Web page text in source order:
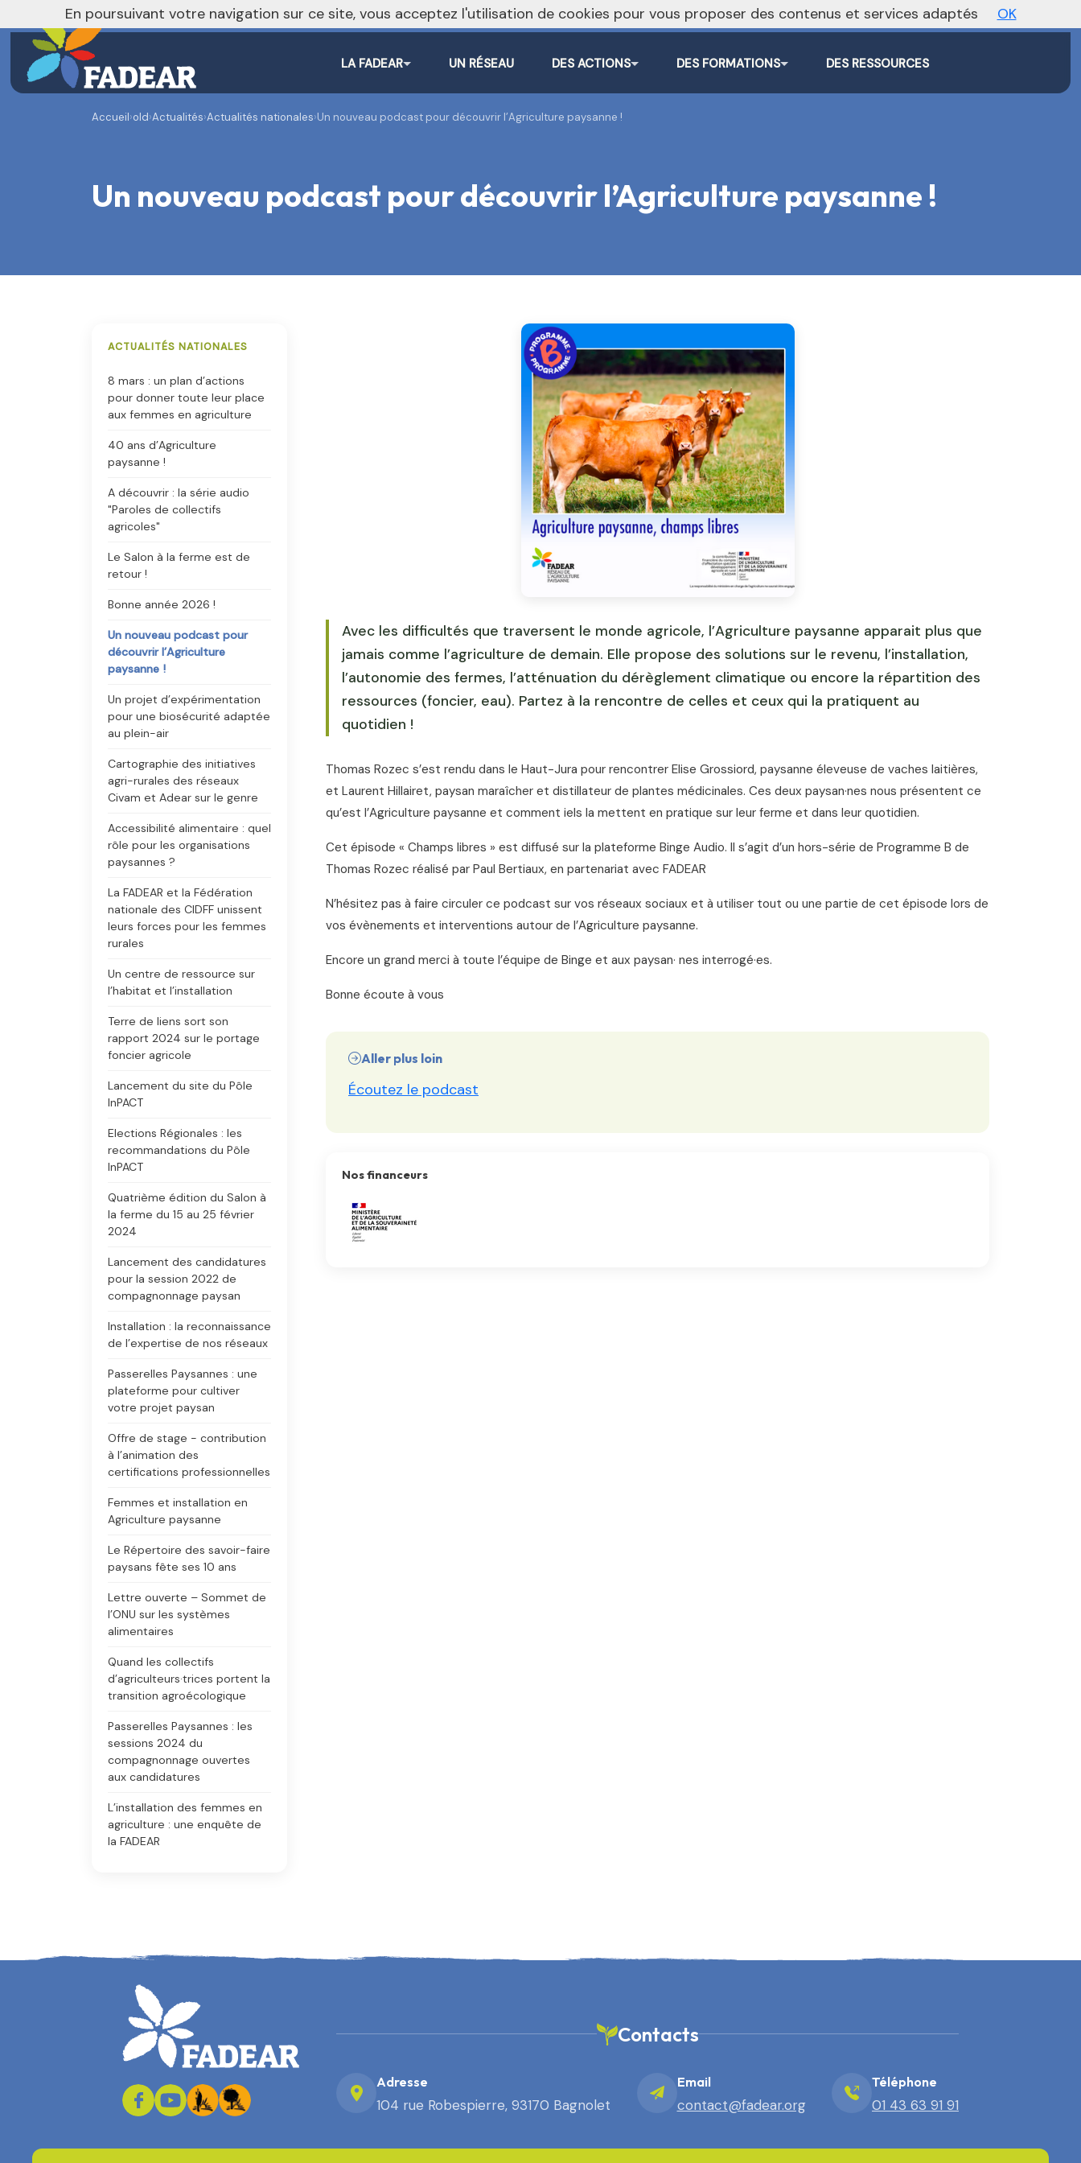
AgendaAnnoncesActualités
LA FADEAR UN RÉSEAU DES ACTIONS DES FORMATIONS DES RESSOURCES
Accueil›old›Actualités›Actualités nationales›Un nouveau podcast pour découvrir l’Agriculture paysanne !
Un nouveau podcast pour découvrir l’Agriculture paysanne !
ACTUALITÉS NATIONALES
8 mars : un plan d’actions
pour donner toute leur place
aux femmes en agriculture
40 ans d’Agriculture
paysanne !
A découvrir : la série audio
"Paroles de collectifs
agricoles"
Le Salon à la ferme est de
retour !
Bonne année 2026 !
Un nouveau podcast pour
découvrir l’Agriculture
paysanne !
Un projet d’expérimentation
pour une biosécurité adaptée
au plein-air
Cartographie des initiatives
agri-rurales des réseaux
Civam et Adear sur le genre
Accessibilité alimentaire : quel
rôle pour les organisations
paysannes ?
La FADEAR et la Fédération
nationale des CIDFF unissent
leurs forces pour les femmes
rurales
Un centre de ressource sur
l’habitat et l’installation
Terre de liens sort son
rapport 2024 sur le portage
foncier agricole
Lancement du site du Pôle
InPACT
Elections Régionales : les
recommandations du Pôle
InPACT
Quatrième édition du Salon à
la ferme du 15 au 25 février
2024
Lancement des candidatures
pour la session 2022 de
compagnonnage paysan
Installation : la reconnaissance
de l’expertise de nos réseaux
Passerelles Paysannes : une
plateforme pour cultiver
votre projet paysan
Offre de stage - contribution
à l’animation des
certifications professionnelles
Femmes et installation en
Agriculture paysanne
Le Répertoire des savoir-faire
paysans fête ses 10 ans
Lettre ouverte – Sommet de
l’ONU sur les systèmes
alimentaires
Quand les collectifs
d’agriculteurs·trices portent la
transition agroécologique
Passerelles Paysannes : les
sessions 2024 du
compagnonnage ouvertes
aux candidatures
L’installation des femmes en
agriculture : une enquête de
la FADEAR
Avec les difficultés que traversent le monde agricole, l’Agriculture paysanne apparait plus que
jamais comme l’agriculture de demain. Elle propose des solutions sur le revenu, l’installation,
l’autonomie des fermes, l’atténuation du dérèglement climatique ou encore la répartition des
ressources (foncier, eau). Partez à la rencontre de celles et ceux qui la pratiquent au
quotidien !
Thomas Rozec s’est rendu dans le Haut-Jura pour rencontrer Elise Grossiord, paysanne éleveuse de vaches laitières,
et Laurent Hillairet, paysan maraîcher et distillateur de plantes médicinales. Ces deux paysan·nes nous présentent ce
qu’est l’Agriculture paysanne et comment iels la mettent en pratique sur leur ferme et dans leur quotidien.
Cet épisode « Champs libres » est diffusé sur la plateforme Binge Audio. Il s’agit d’un hors-série de Programme B de
Thomas Rozec réalisé par Paul Bertiaux, en partenariat avec FADEAR
N’hésitez pas à faire circuler ce podcast sur vos réseaux sociaux et à utiliser tout ou une partie de cet épisode lors de
vos évènements et interventions autour de l’Agriculture paysanne.
Encore un grand merci à toute l’équipe de Binge et aux paysan· nes interrogé·es.
Bonne écoute à vous
Aller plus loin
Écoutez le podcast
Nos financeurs
Contacts
Adresse
104 rue Robespierre, 93170 Bagnolet
Email
contact@fadear.org
Téléphone
01 43 63 91 91
En poursuivant votre navigation sur ce site, vous acceptez l'utilisation de cookies pour vous proposer des contenus et services adaptés OK